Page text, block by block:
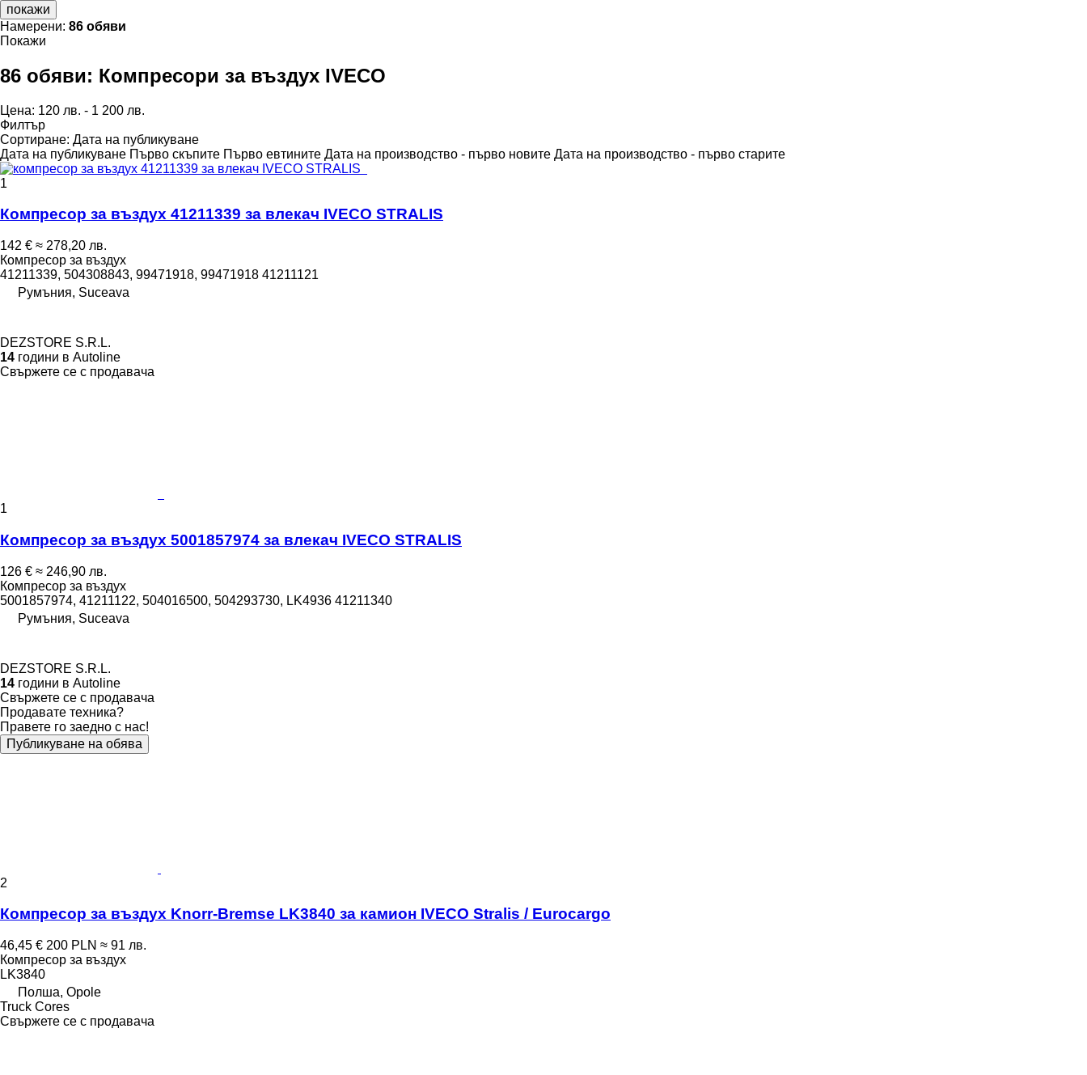
покажи
Намерени: 86 обяви
Покажи
86 обяви: Компресори за въздух IVECO
Цена: 120 лв. - 1 200 лв.
Филтър
Сортиране: Дата на публикуване
Дата на публикуване Първо скъпите Първо евтините Дата на производство - първо новите Дата на производство - първо старите
1
Компресор за въздух 41211339 за влекач IVECO STRALIS
142 € ≈ 278,20 лв.
Компресор за въздух
41211339, 504308843, 99471918, 99471918 41211121
Румъния, Suceava
DEZSTORE S.R.L.
14 години в Autoline
Свържете се с продавача
1
Компресор за въздух 5001857974 за влекач IVECO STRALIS
126 € ≈ 246,90 лв.
Компресор за въздух
5001857974, 41211122, 504016500, 504293730, LK4936 41211340
Румъния, Suceava
DEZSTORE S.R.L.
14 години в Autoline
Свържете се с продавача
Продавате техника?
Правете го заедно с нас!
Публикуване на обява
2
Компресор за въздух Knorr-Bremse LK3840 за камион IVECO Stralis / Eurocargo
46,45 € 200 PLN ≈ 91 лв.
Компресор за въздух
LK3840
Полша, Opole
Truck Cores
Свържете се с продавача